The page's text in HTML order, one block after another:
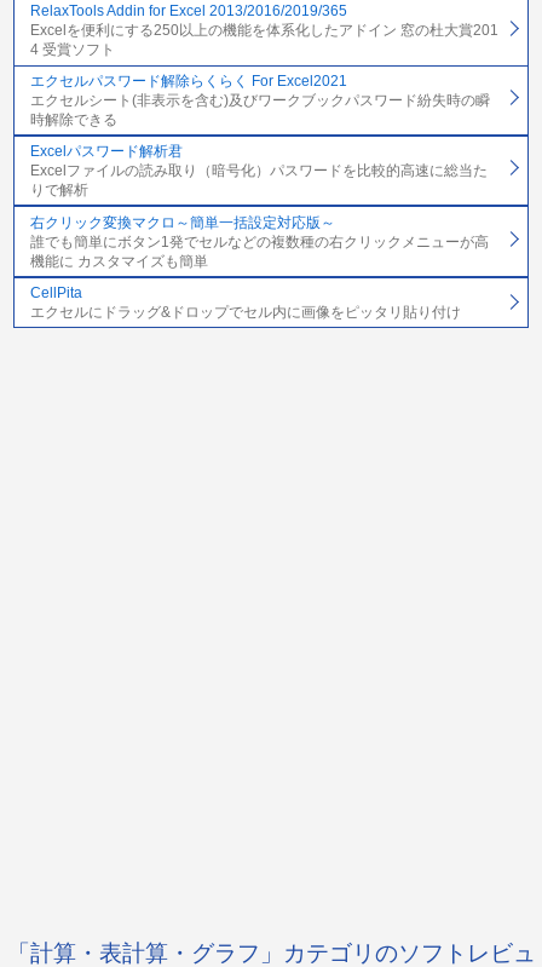
RelaxTools Addin for Excel 2013/2016/2019/365
Excelを便利にする250以上の機能を体系化したアドイン 窓の杜大賞201
4 受賞ソフト
エクセルパスワード解除らくらく For Excel2021
エクセルシート(非表示を含む)及びワークブックパスワード紛失時の瞬
時解除できる
Excelパスワード解析君
Excelファイルの読み取り（暗号化）パスワードを比較的高速に総当た
りで解析
右クリック変換マクロ～簡単一括設定対応版～
誰でも簡単にボタン1発でセルなどの複数種の右クリックメニューが高
機能に カスタマイズも簡単
CellPita
エクセルにドラッグ&ドロップでセル内に画像をピッタリ貼り付け
「計算・表計算・グラフ」カテゴリのソフトレビュ